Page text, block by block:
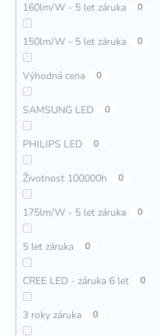
160lm/W - 5 let záruka 0
150lm/W - 5 let záruka 0
Výhodná cena 0
SAMSUNG LED 0
PHILIPS LED 0
Životnost 100000h 0
175lm/W - 5 let záruka 0
5 let záruka 0
CREE LED - záruka 6 let 0
3 roky záruka 0